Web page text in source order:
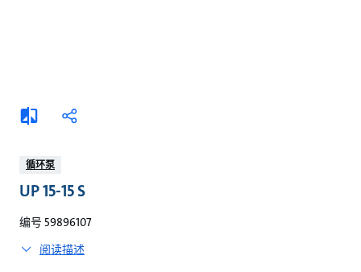
添
加
较
分
循环泵
UP 15-15 S
编号 59896107
阅读描述